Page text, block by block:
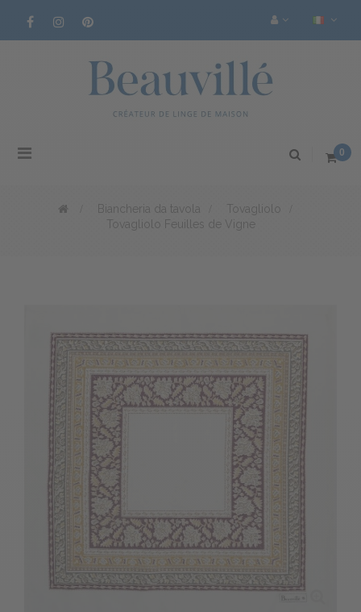
Navigazione
0
Biancheria da tavola Tovagliolo
Tovagliolo Feuilles de Vigne